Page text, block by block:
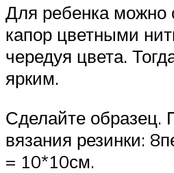
Для ребенка можно
капор цветными
чередуя цвета.
ярким.
Сделайте образец.
вязания резинки:
= 10*10см.